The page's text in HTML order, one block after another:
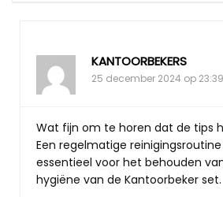
KANTOORBEKERS
25 december 2024 op 23:39
Wat fijn om te horen dat de tips
Een regelmatige
essentieel voor het behouden
hygiëne van de Kantoorbeker set.